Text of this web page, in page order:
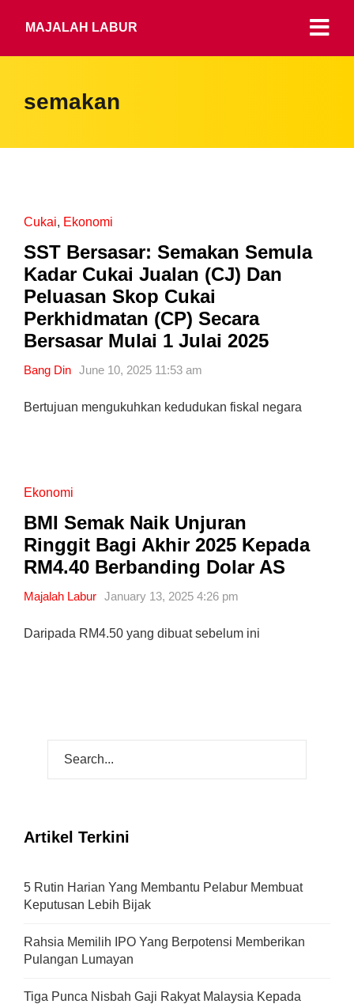
MAJALAH LABUR
semakan
Cukai, Ekonomi
SST Bersasar: Semakan Semula
Kadar Cukai Jualan (CJ) Dan
Peluasan Skop Cukai
Perkhidmatan (CP) Secara
Bersasar Mulai 1 Julai 2025
Bang Din June 10, 2025 11:53 am
Bertujuan mengukuhkan kedudukan fiskal negara
Ekonomi
BMI Semak Naik Unjuran
Ringgit Bagi Akhir 2025 Kepada
RM4.40 Berbanding Dolar AS
Majalah Labur January 13, 2025 4:26 pm
Daripada RM4.50 yang dibuat sebelum ini
Artikel Terkini
5 Rutin Harian Yang Membantu Pelabur Membuat
Keputusan Lebih Bijak
Rahsia Memilih IPO Yang Berpotensi Memberikan
Pulangan Lumayan
Tiga Punca Nisbah Gaji Rakyat Malaysia Kepada